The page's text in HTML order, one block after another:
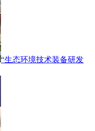
“生态环境技术装备研发